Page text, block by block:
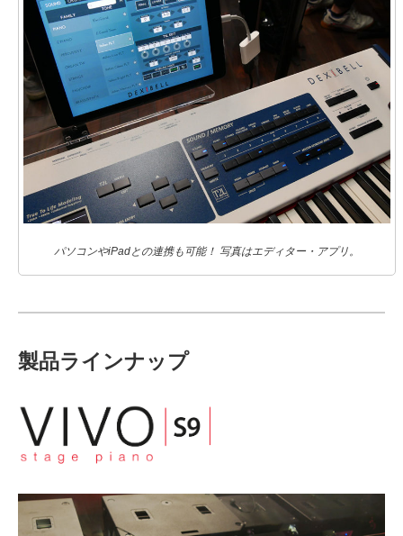
パソコンやiPadとの連携も可能！ 写真はエディター・アプリ。
製品ラインナップ